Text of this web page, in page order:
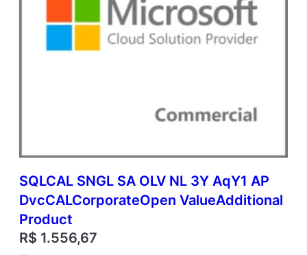
SQLCAL SNGL SA OLV NL 3Y AqY1 AP
DvcCALCorporateOpen ValueAdditional
Product
R$ 1.556,67